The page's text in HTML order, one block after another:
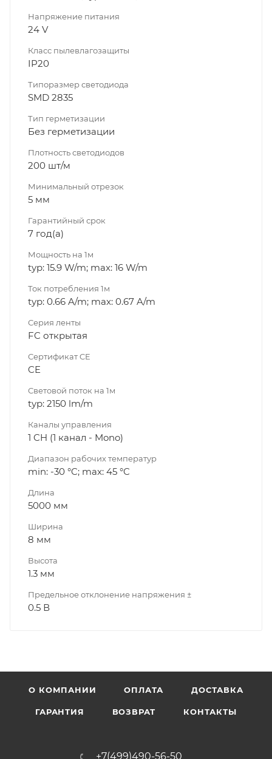
Напряжение питания
24 V
Класс пылевлагозащиты
IP20
Типоразмер светодиода
SMD 2835
Тип герметизации
Без герметизации
Плотность светодиодов
200 шт/м
Минимальный отрезок
5 мм
Гарантийный срок
7 год(а)
Мощность на 1м
typ: 15.9 W/m; max: 16 W/m
Ток потребления 1м
typ: 0.66 A/m; max: 0.67 A/m
Серия ленты
FC открытая
Сертификат CE
CE
Световой поток на 1м
typ: 2150 lm/m
Каналы управления
1 CH (1 канал - Mono)
Диапазон рабочих температур
min: -30 °C; max: 45 °C
Длина
5000 мм
Ширина
8 мм
Высота
1.3 мм
Предельное отклонение напряжения ±
0.5 В
О КОМПАНИИ ОПЛАТА ДОСТАВКА
ГАРАНТИЯ ВОЗВРАТ КОНТАКТЫ
+7(499)490-56-50